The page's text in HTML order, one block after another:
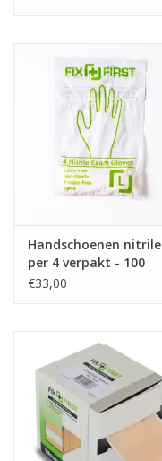
Handschoenen nitrile
per 4 verpakt - 100
stuks
€33,00